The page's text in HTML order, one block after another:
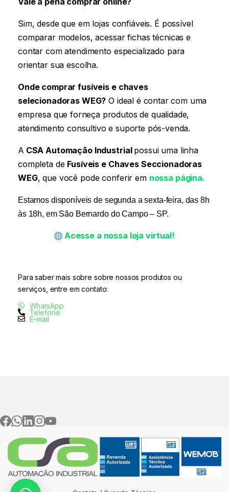
Sim, desde que em lojas confiáveis. É possível
comparar modelos, acessar fichas técnicas e
contar com atendimento especializado para
orientar sua escolha.
Onde comprar fusíveis e chaves
selecionadoras WEG? O ideal é contar com uma
empresa que forneça produtos de qualidade,
atendimento consultivo e suporte pós-venda.
A CSA Automação Industrial possui uma linha
completa de Fusíveis e Chaves Seccionadoras
WEG, que você pode conferir em nossa página.
Estamos disponíveis de segunda a sexta-feira, das 8h
às 18h, em São Bernardo do Campo – SP.
Acesse a nossa lojavirtual!
Para saber mais sobre sobre nossos produtos ou
serviços, entre em contato:
WhatsApp
Telefone
E-mail